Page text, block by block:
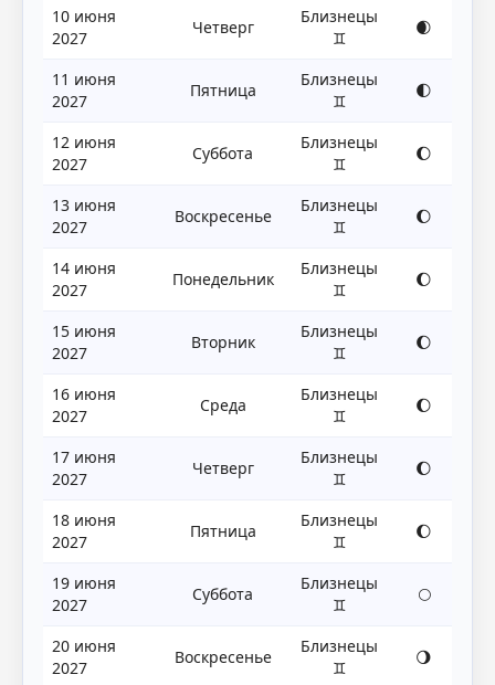
10 июня
2027
Четверг
Близнецы
♊
🌒
11 июня
2027
Пятница
Близнецы
♊
🌓
12 июня
2027
Суббота
Близнецы
♊
🌔
13 июня
2027
Воскресенье
Близнецы
♊
🌔
14 июня
2027
Понедельник
Близнецы
♊
🌔
15 июня
2027
Вторник
Близнецы
♊
🌔
16 июня
2027
Среда
Близнецы
♊
🌔
17 июня
2027
Четверг
Близнецы
♊
🌔
18 июня
2027
Пятница
Близнецы
♊
🌔
19 июня
2027
Суббота
Близнецы
♊
🌕
20 июня
2027
Воскресенье
Близнецы
♊
🌖